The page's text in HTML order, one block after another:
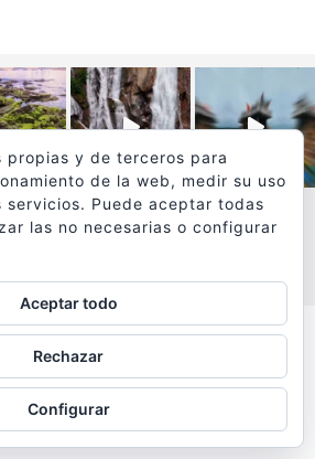
textos y fotografías de
son propiedad de su autor
por © Copyright
propias y de terceros para
de la web, medir su uso
servicios. Puede aceptar todas
las no necesarias o configurar
Aceptar todo
Rechazar
Configurar